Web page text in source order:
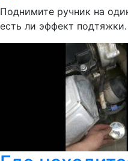
Поднимите ручник на
есть ли эффект